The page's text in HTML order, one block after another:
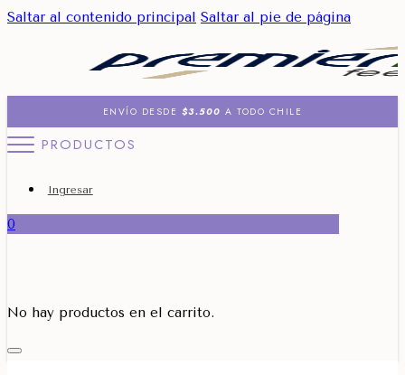
Saltar al contenido principal Saltar al pie de página
ENVÍO DESDE $3.500 A TODO CHILE
PRODUCTOS
Ingresar
0
No hay productos en el carrito.